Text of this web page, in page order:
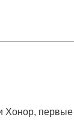
Хонор,